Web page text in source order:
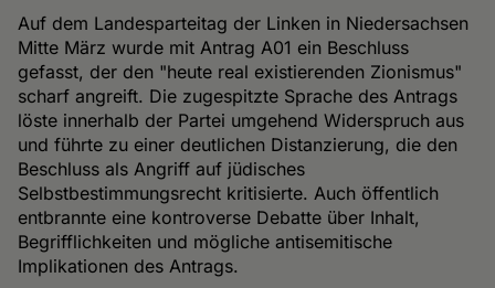
Auf dem Landesparteitag der Linken in Niedersachsen
Mitte März wurde mit Antrag A01 ein Beschluss
gefasst, der den "heute real existierenden Zionismus"
scharf angreift. Die zugespitzte Sprache des Antrags
löste innerhalb der Partei umgehend Widerspruch aus
und führte zu einer deutlichen Distanzierung, die den
Beschluss als Angriff auf jüdisches
Selbstbestimmungsrecht kritisierte. Auch öffentlich
entbrannte eine kontroverse Debatte über Inhalt,
Begrifflichkeiten und mögliche antisemitische
Implikationen des Antrags.